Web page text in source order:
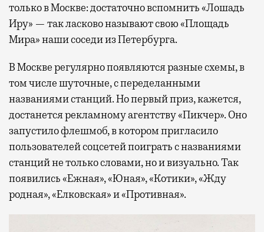
только в Москве: достаточно вспомнить «Лошадь
Иру» — так ласково называют свою «Площадь
Мира» наши соседи из Петербурга.
В Москве регулярно появляются разные схемы, в
том числе шуточные, с переделанными
названиями станций. Но первый приз, кажется,
достанется рекламному агентству «Пикчер». Оно
запустило флешмоб, в котором пригласило
пользователей соцсетей поиграть с названиями
станций не только словами, но и визуально. Так
появились «Ежная», «Юная», «Котики», «Жду
родная», «Елковская» и «Противная».